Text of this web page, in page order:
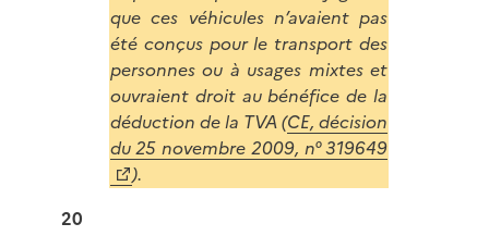
que ces véhicules n’avaient pas
été conçus pour le transport des
personnes ou à usages mixtes et
ouvraient droit au bénéfice de la
déduction de la TVA (CE, décision
du 25 novembre 2009, n° 319649
).
20